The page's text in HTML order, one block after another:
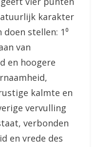
karakter
stellen: 1⁰
van
en hoogere
kalmte en
vervulling
verbonden
en vrede des